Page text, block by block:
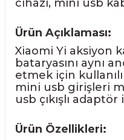
cihazı, mini usb
Ürün Açıklaması:
Xiaomi Yi aksiyon
bataryasını aynı
etmek için
mini usb girişleri
usb çıkışlı
Ürün Özellikleri: